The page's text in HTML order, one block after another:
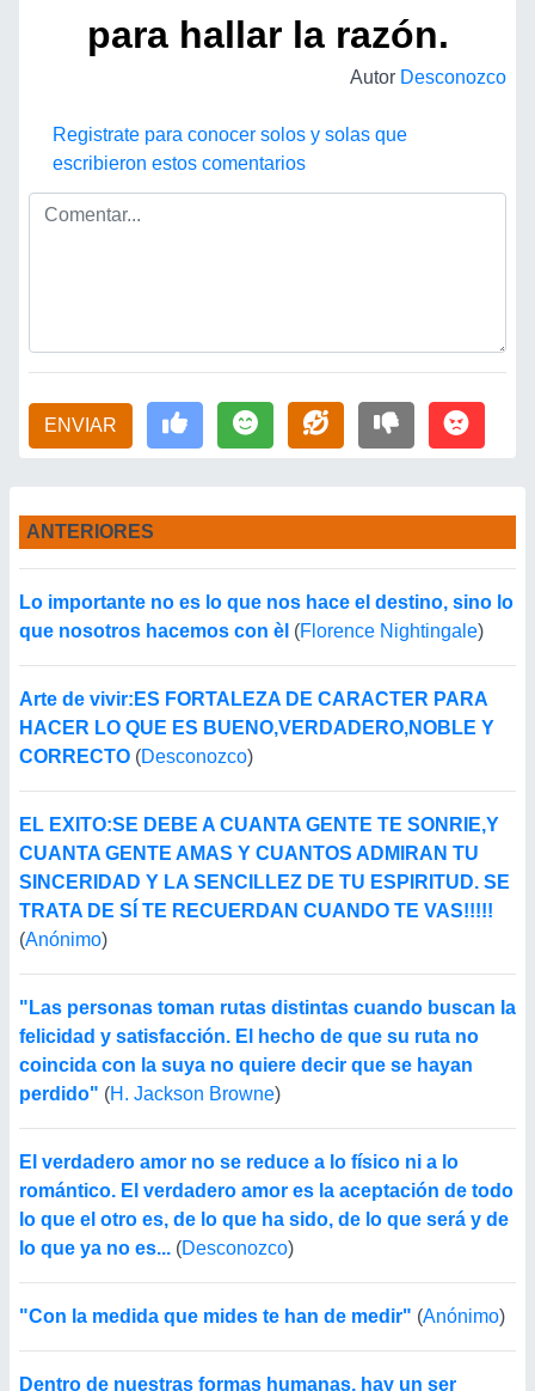
para hallar la razón.
Autor Desconozco
Registrate para conocer solos y solas que
escribieron estos comentarios
ENVIAR
ANTERIORES
Lo importante no es lo que nos hace el destino, sino lo
que nosotros hacemos con èl (Florence Nightingale)
Arte de vivir:ES FORTALEZA DE CARACTER PARA
HACER LO QUE ES BUENO,VERDADERO,NOBLE Y
CORRECTO (Desconozco)
EL EXITO:SE DEBE A CUANTA GENTE TE SONRIE,Y
CUANTA GENTE AMAS Y CUANTOS ADMIRAN TU
SINCERIDAD Y LA SENCILLEZ DE TU ESPIRITUD. SE
TRATA DE SÍ TE RECUERDAN CUANDO TE VAS!!!!!
(Anónimo)
"Las personas toman rutas distintas cuando buscan la
felicidad y satisfacción. El hecho de que su ruta no
coincida con la suya no quiere decir que se hayan
perdido" (H. Jackson Browne)
El verdadero amor no se reduce a lo físico ni a lo
romántico. El verdadero amor es la aceptación de todo
lo que el otro es, de lo que ha sido, de lo que será y de
lo que ya no es... (Desconozco)
"Con la medida que mides te han de medir" (Anónimo)
Dentro de nuestras formas humanas, hay un ser